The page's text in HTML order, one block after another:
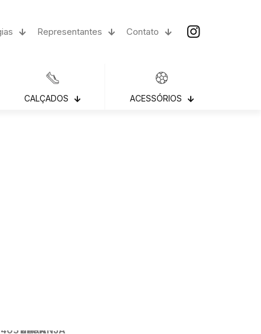
Representantes Contato
CALÇADOS ACESSÓRIOS